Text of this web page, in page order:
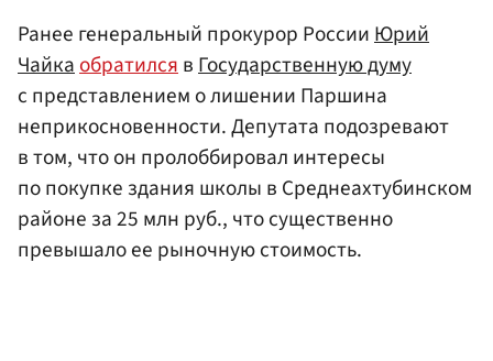
Ранее генеральный прокурор РоссииЮрий
ЧайкаобратилсявГосударственную думу
с представлением о лишении Паршина
неприкосновенности. Депутата подозревают
в том, что он пролоббировал интересы
по покупке здания школы в Среднеахтубинском
районе за 25 млн руб., что существенно
превышало ее рыночную стоимость.